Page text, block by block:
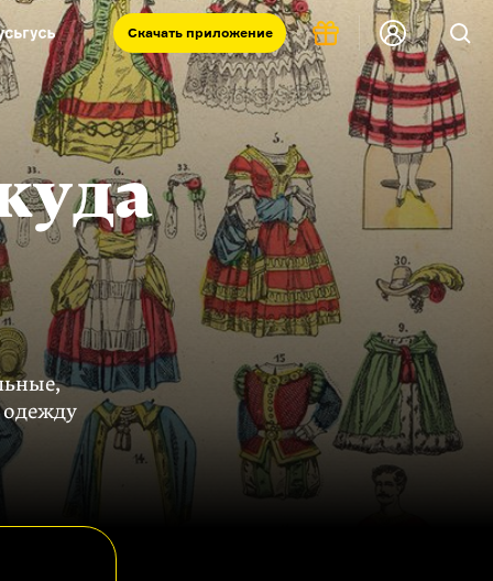
Скачать приложение
Запад и Восток: история культур
Что такое античность
комната